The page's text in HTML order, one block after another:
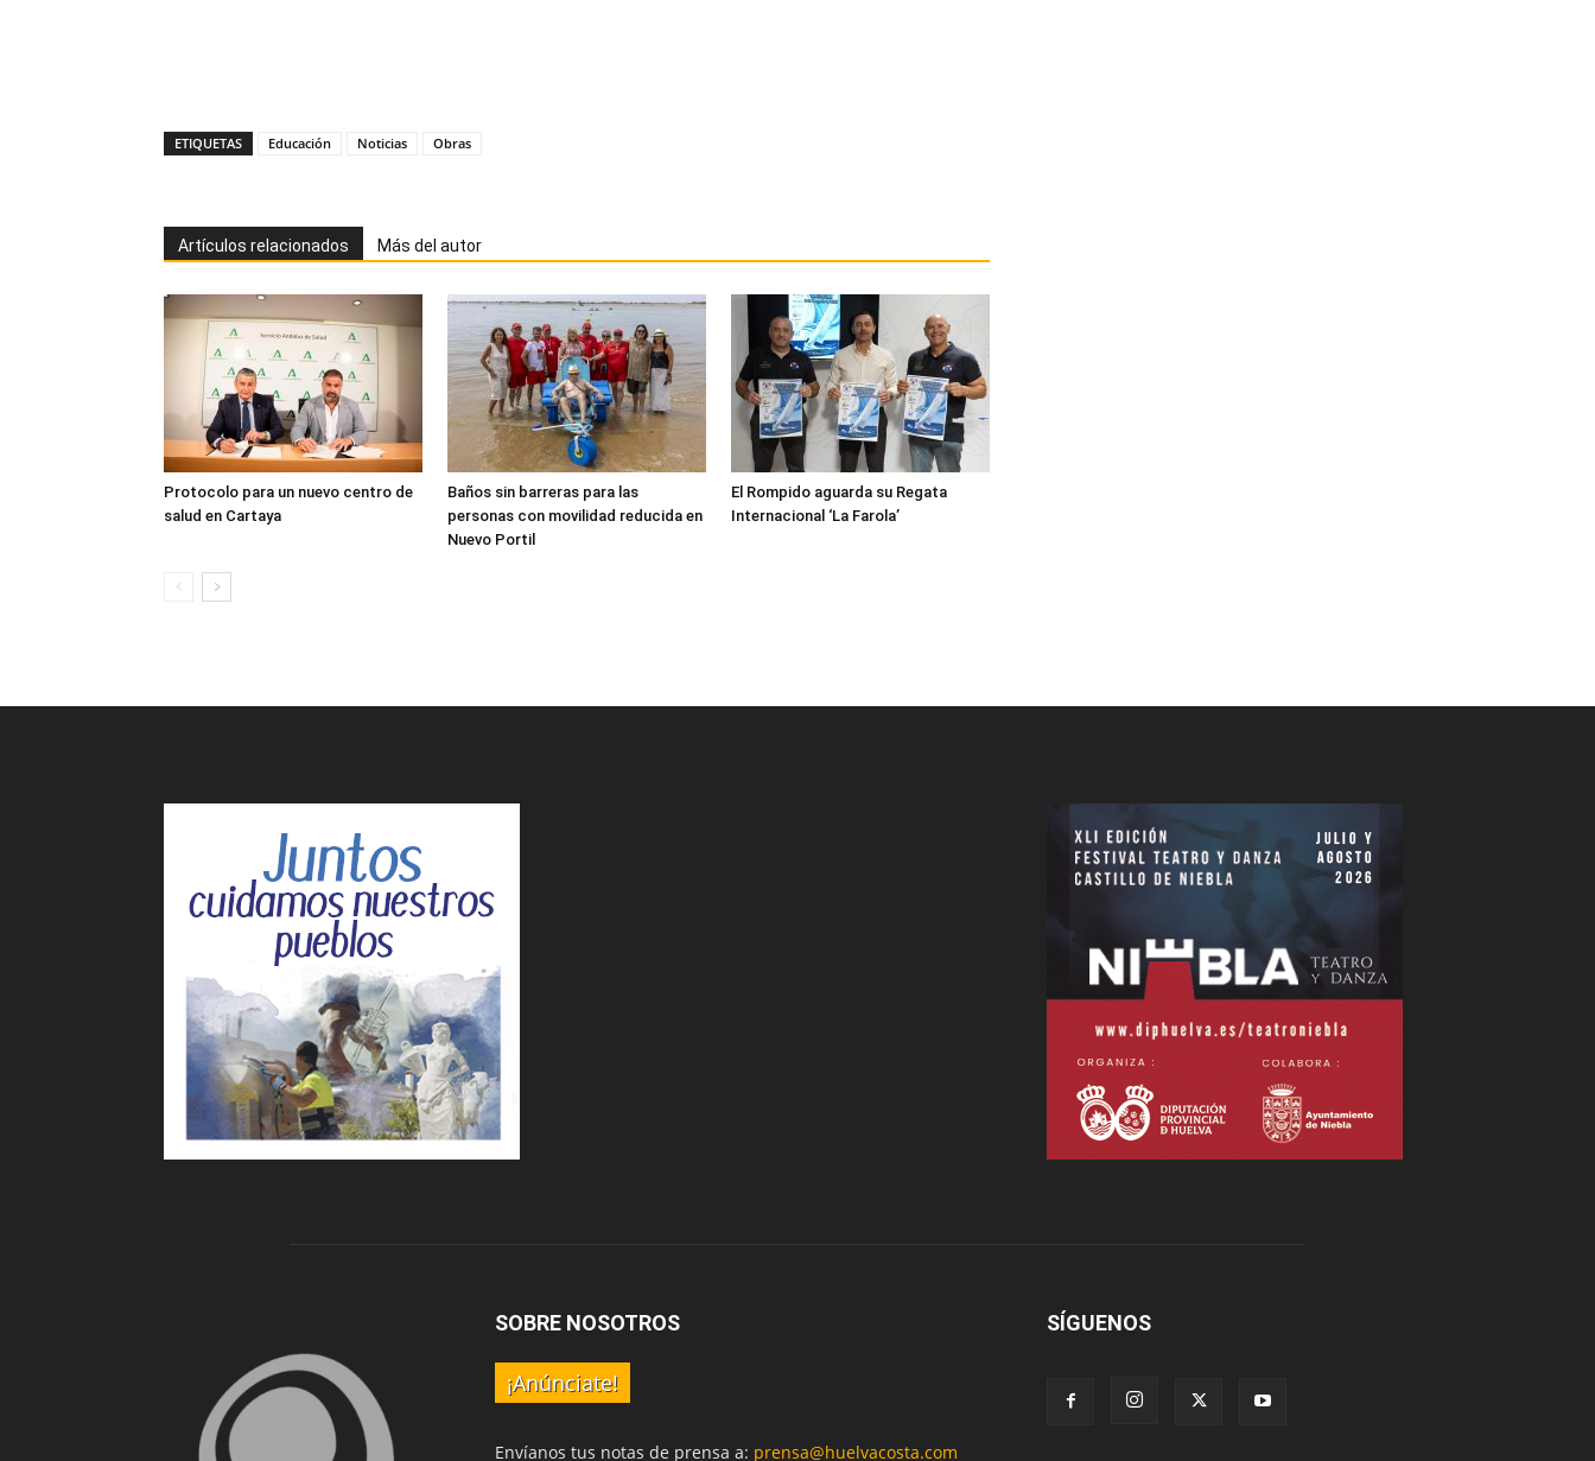
ETIQUETAS Educación Noticias Obras
Artículos relacionados Más del autor
Protocolo para un nuevo centro de
salud en Cartaya
Baños sin barreras para las
personas con movilidad reducida en
Nuevo Portil
El Rompido aguarda su Regata
Internacional ‘La Farola’
SOBRE NOSOTROS
¡Anúnciate!
Envíanos tus notas de prensa a: prensa@huelvacosta.com
SÍGUENOS